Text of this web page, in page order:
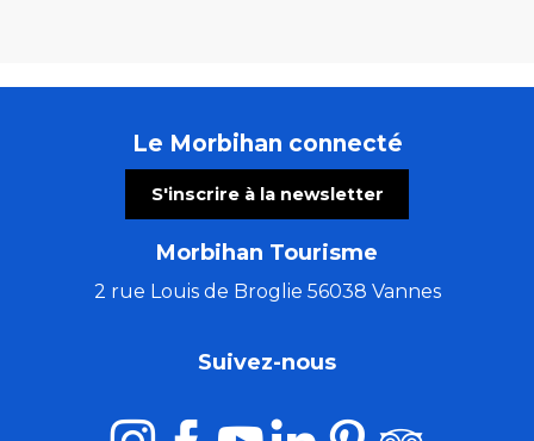
Le Morbihan connecté
S'inscrire à la newsletter
Morbihan Tourisme
2 rue Louis de Broglie 56038 Vannes
Suivez-nous